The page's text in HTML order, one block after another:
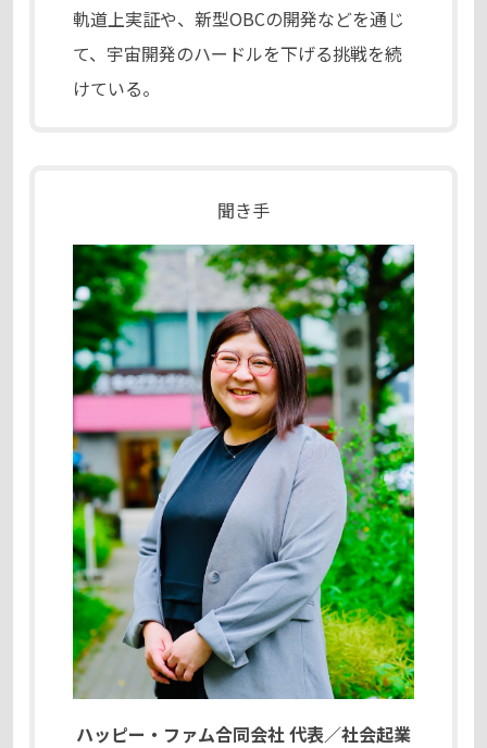
軌道上実証や、新型OBCの開発などを通じ
て、宇宙開発のハードルを下げる挑戦を続
けている。
聞き手
ハッピー・ファム合同会社 代表／社会起業